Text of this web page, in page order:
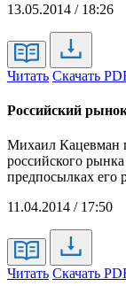
13.05.2014 / 18:26
Читать Скачать
Российский
Михаил Кацевман
российского
предпосылках его
11.04.2014 / 17:50
Читать Скачать